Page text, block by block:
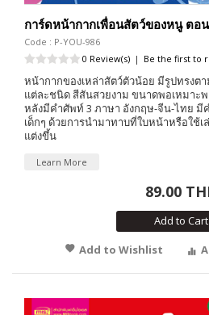
การ์ดหน้ากากเพื่อนสัตว์ของหนู ตอ
Code : P-YOU-986
0 Review(s) | Be the first to
หน้ากากของเหล่าสัตว์ตัวน้อย มีรูปทรง
แต่ละชนิด สีสันสวยงาม ขนาดพอเหมาะ
หลังมีคำศัพท์ 3 ภาษา อังกฤษ-จีน-ไทย มี
เด็กๆ ด้วยการนำมาทาบที่ใบหน้าหรือใช้
แต่งขึ้น
Learn More
89.00
Add to Cart
Add to Wishlist